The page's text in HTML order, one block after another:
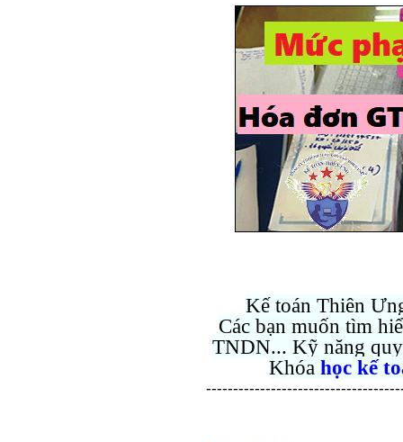
Kế toán Thiên
Các bạn muốn tìm
TNDN... Kỹ năng
Khóa học kế